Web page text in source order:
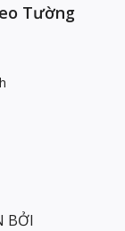
Tường
BỞI